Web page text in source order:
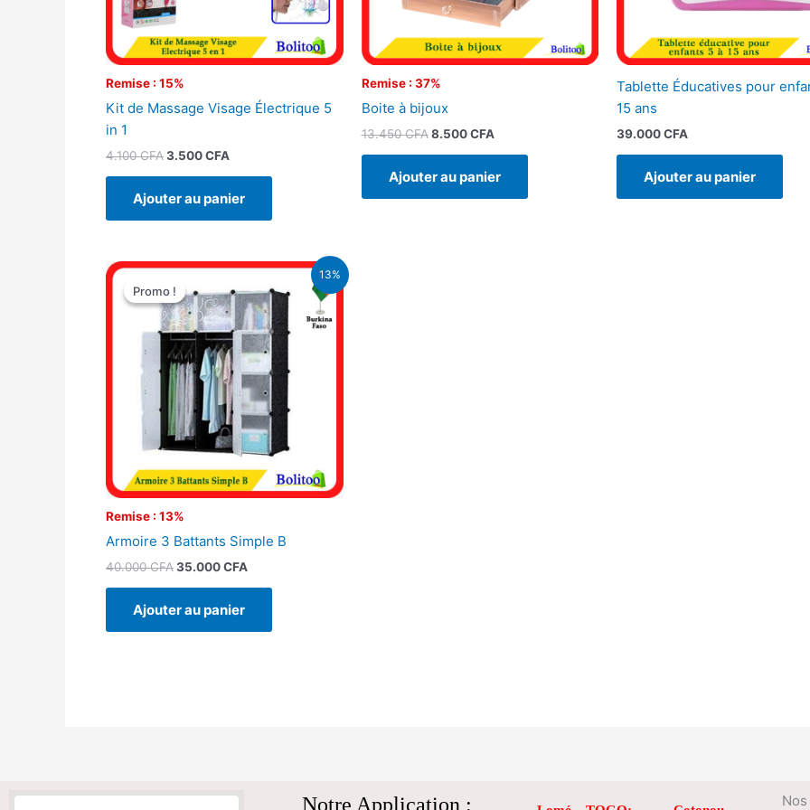
Remise : 15%
Kit de Massage Visage Électrique 5
in 1
4.100CFA3.500CFA
Ajouter au panier
Remise : 37%
Boite à bijoux
13.450CFA 8.500CFA
Ajouter au panier
Tablette Éducatives pour
15 ans
39.000CFA
Ajouter au panier
13%
Promo !
Remise : 13%
Promo !
Armoire 3 Battants Simple B
40.000CFA
Le
initial
était :
40.000 CFA.
35.000CFA
Le
actuel
est :
35.000 CFA.
Ajouter au panier
Notre Application :